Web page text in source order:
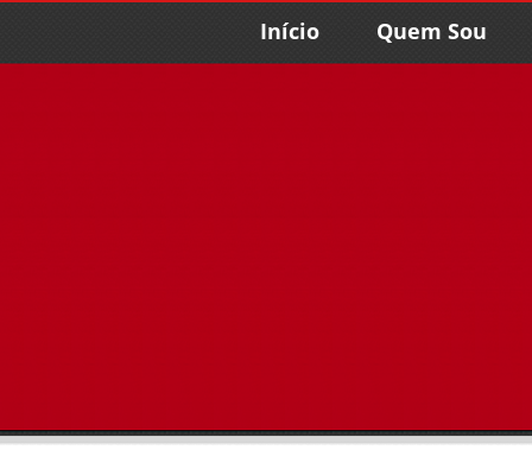
Início Quem Sou